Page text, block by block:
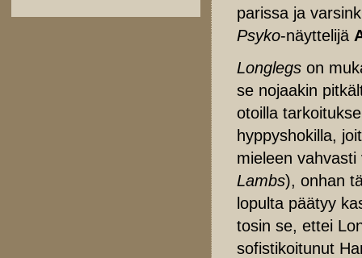
parissa ja
Psyko-näyttelijä
Longlegs on
se nojaakin
otoilla
hyppyshokilla,
mieleen
Lambs), onhan
lopulta päätyy
tosin se, ettei
sofistikoitunut